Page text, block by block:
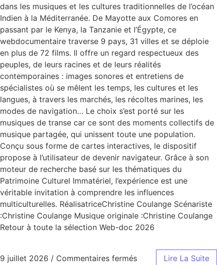
dans les musiques et les cultures traditionnelles de l’océan
Indien à la Méditerranée. De Mayotte aux Comores en
passant par le Kenya, la Tanzanie et l’Égypte, ce
webdocumentaire traverse 9 pays, 31 villes et se déploie
en plus de 72 films. Il offre un regard respectueux des
peuples, de leurs racines et de leurs réalités
contemporaines : images sonores et entretiens de
spécialistes où se mêlent les temps, les cultures et les
langues, à travers les marchés, les récoltes marines, les
modes de navigation… Le choix s’est porté sur les
musiques de transe car ce sont des moments collectifs de
musique partagée, qui unissent toute une population.
Conçu sous forme de cartes interactives, le dispositif
propose à l’utilisateur de devenir navigateur. Grâce à son
moteur de recherche basé sur les thématiques du
Patrimoine Culturel Immatériel, l’expérience est une
véritable invitation à comprendre les influences
multiculturelles. RéalisatriceChristine Coulange Scénariste
:Christine Coulange Musique originale :Christine Coulange
Retour à toute la sélection Web-doc 2026
9 juillet 2026 / Commentaires fermés Lire La Suite